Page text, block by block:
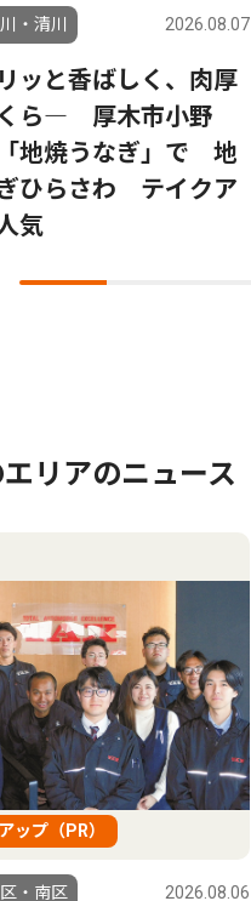
・清川 2026.08.07
ッと香ばしく、肉厚
ら― 厚木市小野
地焼うなぎ」で 地
ひらさわ テイクア
気
リアのニュース
ップ（PR）
・南区 2026.08.06